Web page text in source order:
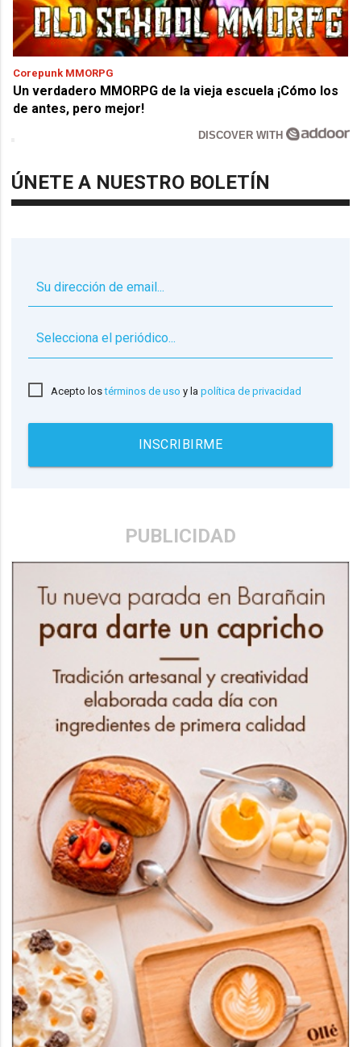
Corepunk MMORPG
Un verdadero MMORPG de la vieja escuela ¡Cómo los
de antes, pero mejor!
DISCOVER WITH
ÚNETE A NUESTRO BOLETÍN
Acepto lostérminos de uso y lapolítica de privacidad
INSCRIBIRME
PUBLICIDAD